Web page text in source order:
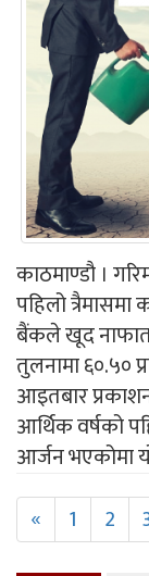
काठमाण्डौ ।
पहिलो
बैंकले खूद
तुलनामा ६०.५०
आइतबार
आर्थिक वर्षको
आर्जन भएकोमा
«
1 2